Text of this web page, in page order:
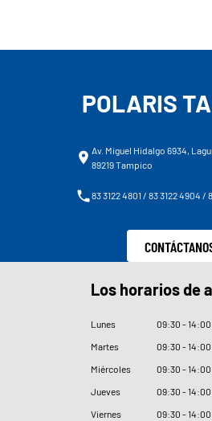
POLARIS
Av. Miguel Hidalgo 6934,
89219 Tampico
83 3122 4801 / 83 3122 4904 /
Los horarios de
Lunes 09:30 - 14:00
Martes
09:30 - 14:00
Miércoles
09:30 - 14:00
Jueves
09:30 - 14:00
Viernes
09:30 - 14:00